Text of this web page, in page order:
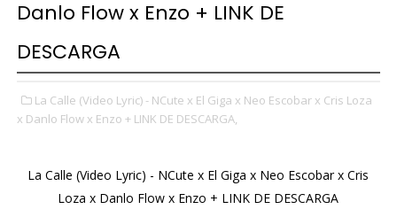
Danlo Flow x Enzo + LINK DE
DESCARGA
La Calle (Video Lyric) - NCute x El Giga x Neo Escobar x Cris Loza
x Danlo Flow x Enzo + LINK DE DESCARGA,
La Calle (Video Lyric) - NCute x El Giga x Neo Escobar x Cris
Loza x Danlo Flow x Enzo + LINK DE DESCARGA